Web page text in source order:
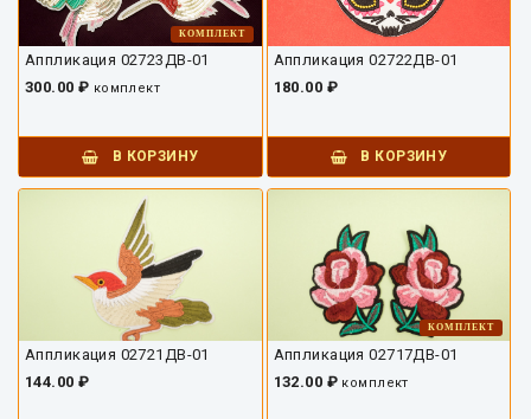
КОМПЛЕКТ
Аппликация 02723ДВ-01
300.00 ₽ комплект
В КОРЗИНУ
Аппликация 02722ДВ-01
180.00 ₽
В КОРЗИНУ
Аппликация 02721ДВ-01
144.00 ₽
КОМПЛЕКТ
Аппликация 02717ДВ-01
132.00 ₽ комплект